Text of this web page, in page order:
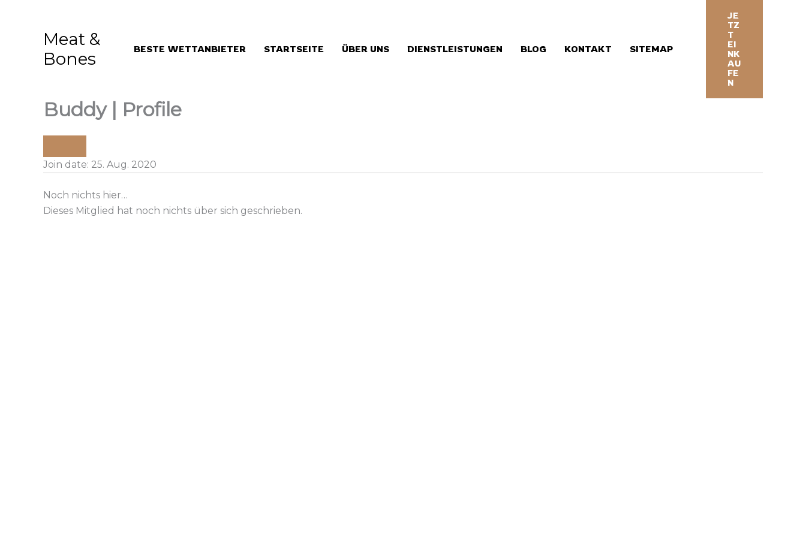
Meat &
Bones
BESTE WETTANBIETER STARTSEITE ÜBER UNS DIENSTLEISTUNGEN BLOG KONTAKT SITEMAP
JE
TZ
T
EI
NK
AU
FE
N
Buddy | Profile
Join date: 25. Aug. 2020
Noch nichts hier…
Dieses Mitglied hat noch nichts über sich geschrieben.